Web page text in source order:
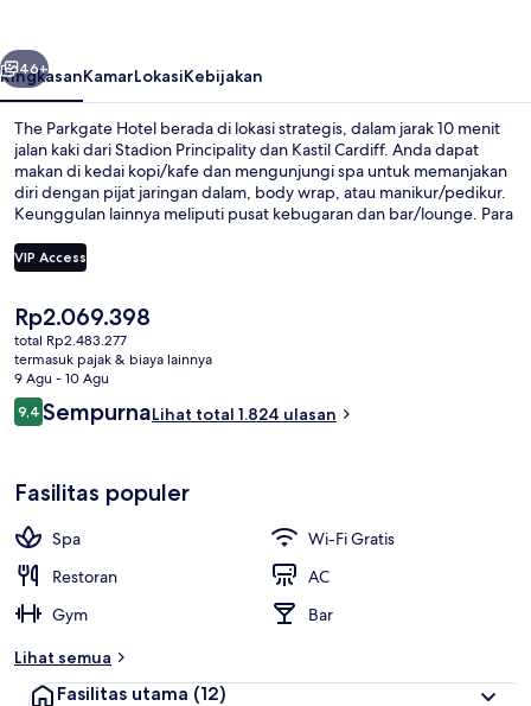
Berikutnya
46+
RingkasanKamarLokasiKebijakan
The Parkgate Hotel berada di lokasi strategis, dalam jarak 10 menit
jalan kaki dari Stadion Principality dan Kastil Cardiff. Anda dapat
makan di kedai kopi/kafe dan mengunjungi spa untuk memanjakan
diri dengan pijat jaringan dalam, body wrap, atau manikur/pedikur.
Keunggulan lainnya meliputi pusat kebugaran dan bar/lounge. Para
VIP Access
Harga
saat
ini
Rp2.069.398
Rp2.069.398
total Rp2.483.277
termasuk pajak & biaya lainnya
9 Agu - 10 Agu
Ulasan
9,49,4 dari 10
SempurnaLihat total 1.824 ulasan
Fasilitas populer
Spa
Wi-Fi Gratis
Restoran
AC
Gym
Bar
Lihat semua
Fasilitas utama (12)